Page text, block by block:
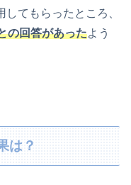
てもらったところ、
の回答があったよう
は？